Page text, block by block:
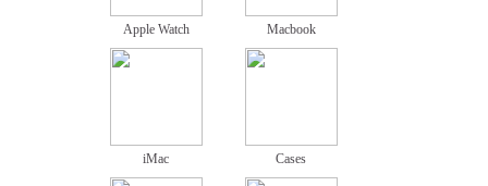
Apple Watch Macbook
iMac Cases